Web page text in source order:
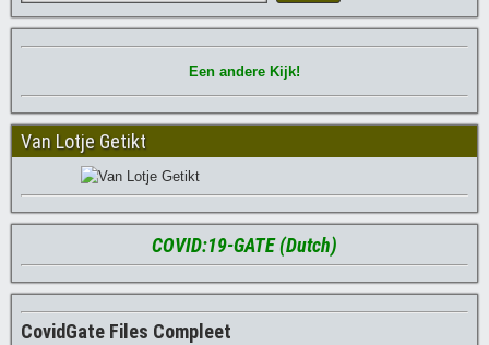
Een andere Kijk!
Van Lotje Getikt
COVID:19-GATE (Dutch)
CovidGate Files Compleet